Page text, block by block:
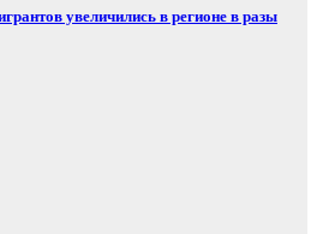
увеличились в регионе в разы